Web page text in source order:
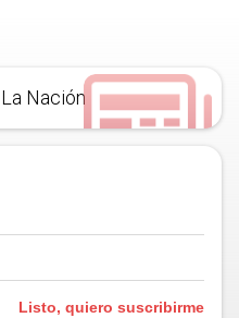
Nación
Listo, quiero suscribirme